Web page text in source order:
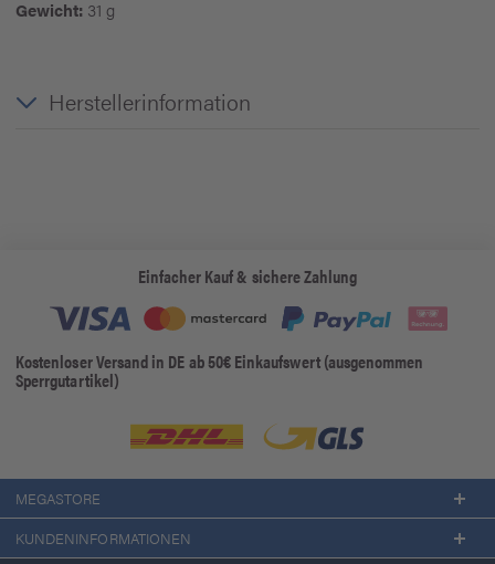
Gewicht: 31 g
Herstellerinformation
Einfacher Kauf & sichere Zahlung
Kostenloser Versand in DE ab 50€ Einkaufswert (ausgenommen
Sperrgutartikel)
MEGASTORE
KUNDENINFORMATIONEN